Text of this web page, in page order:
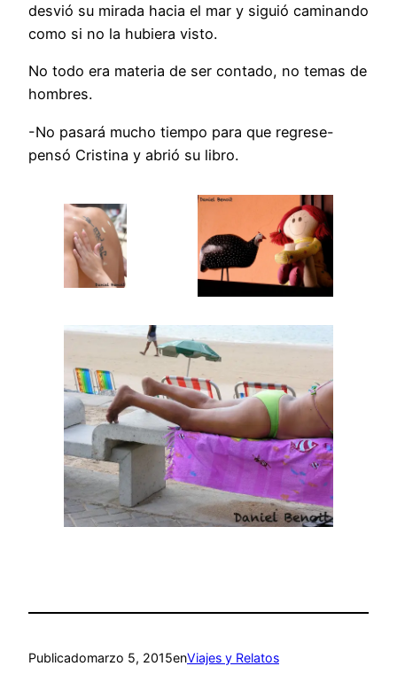
desvió su mirada hacia el mar y siguió caminando
como si no la hubiera visto.
No todo era materia de ser contado, no temas de
hombres.
-No pasará mucho tiempo para que regrese-
pensó Cristina y abrió su libro.
Publicadomarzo 5, 2015enViajes y Relatos